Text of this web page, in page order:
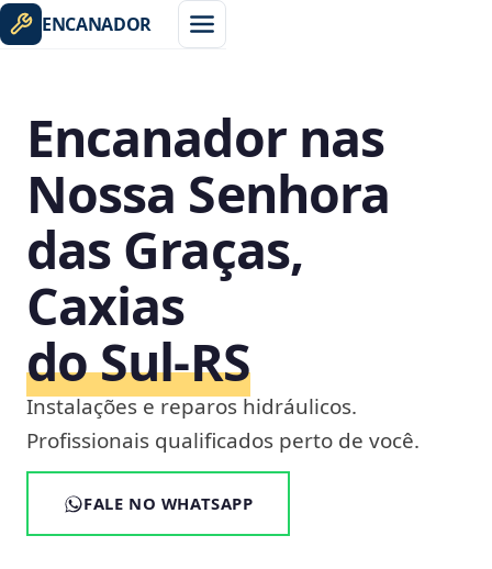
ENCANADOR
Encanador nas
Nossa Senhora
das Graças,
Caxias
do Sul‑RS
Instalações e reparos hidráulicos.
Profissionais qualificados perto de você.
FALE NO WHATSAPP